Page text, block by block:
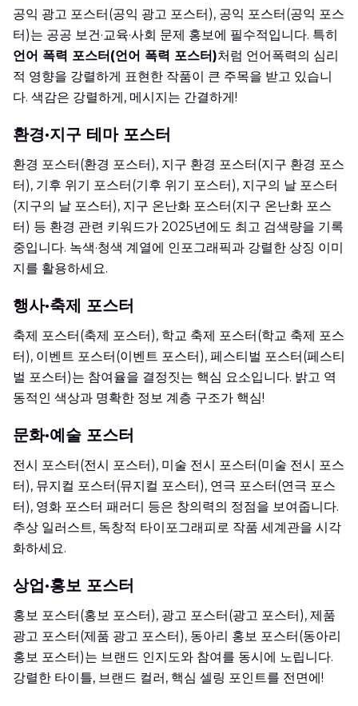
공익 광고 포스터(공익 광고 포스터), 공익 포스터(공익 포스
터)는 공공 보건·교육·사회 문제 홍보에 필수적입니다. 특히
언어 폭력 포스터(언어 폭력 포스터)처럼 언어폭력의 심리
적 영향을 강렬하게 표현한 작품이 큰 주목을 받고 있습니
다. 색감은 강렬하게, 메시지는 간결하게!
환경·지구 테마 포스터
환경 포스터(환경 포스터), 지구 환경 포스터(지구 환경 포스
터), 기후 위기 포스터(기후 위기 포스터), 지구의 날 포스터
(지구의 날 포스터), 지구 온난화 포스터(지구 온난화 포스
터) 등 환경 관련 키워드가 2025년에도 최고 검색량을 기록
중입니다. 녹색·청색 계열에 인포그래픽과 강렬한 상징 이미
지를 활용하세요.
행사·축제 포스터
축제 포스터(축제 포스터), 학교 축제 포스터(학교 축제 포스
터), 이벤트 포스터(이벤트 포스터), 페스티벌 포스터(페스티
벌 포스터)는 참여율을 결정짓는 핵심 요소입니다. 밝고 역
동적인 색상과 명확한 정보 계층 구조가 핵심!
문화·예술 포스터
전시 포스터(전시 포스터), 미술 전시 포스터(미술 전시 포스
터), 뮤지컬 포스터(뮤지컬 포스터), 연극 포스터(연극 포스
터), 영화 포스터 패러디 등은 창의력의 정점을 보여줍니다.
추상 일러스트, 독창적 타이포그래피로 작품 세계관을 시각
화하세요.
상업·홍보 포스터
홍보 포스터(홍보 포스터), 광고 포스터(광고 포스터), 제품
광고 포스터(제품 광고 포스터), 동아리 홍보 포스터(동아리
홍보 포스터)는 브랜드 인지도와 참여를 동시에 노립니다.
강렬한 타이틀, 브랜드 컬러, 핵심 셀링 포인트를 전면에!